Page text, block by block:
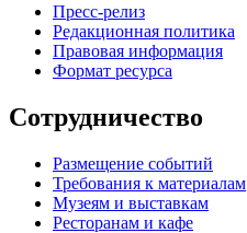
Пресс-релиз
Редакционная политика
Правовая информация
Формат ресурса
Сотрудничество
Размещение событий
Требования к материалам
Музеям и выставкам
Ресторанам и кафе